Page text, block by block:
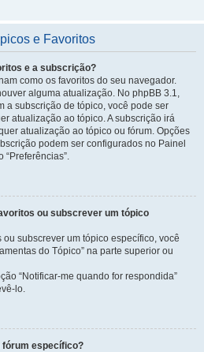
e Favoritos
e a subscrição?
como os favoritos do seu navegador.
alguma atualização. No phpBB 3.1,
a subscrição de tópico, você pode ser
atualização ao tópico. A subscrição irá
atualização ao tópico ou fórum. Opções
podem ser configurados no Painel
ou subscrever um tópico
subscrever um tópico específico, você
do Tópico” na parte superior ou
“Notificar-me quando for respondida”
lo.
específico?